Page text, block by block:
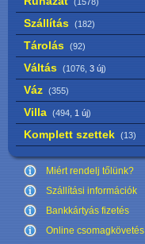
Szállítás (182)
Tárolás (92)
Váltás (1076, 3 új)
Váz (355)
Villa (494, 1 új)
Komplett szettek (13)
Miért rendelj tőlünk?
Szállítási információk
Bankkártyás fizetés
Online csomagkövetés